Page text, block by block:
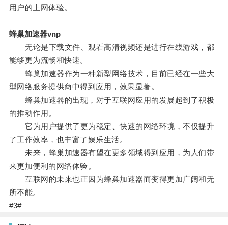
用户的上网体验。
蜂巢加速器vnp
无论是下载文件、观看高清视频还是进行在线游戏，都
能够更为流畅和快速。
蜂巢加速器作为一种新型网络技术，目前已经在一些大
型网络服务提供商中得到应用，效果显著。
蜂巢加速器的出现，对于互联网应用的发展起到了积极
的推动作用。
它为用户提供了更为稳定、快速的网络环境，不仅提升
了工作效率，也丰富了娱乐生活。
未来，蜂巢加速器有望在更多领域得到应用，为人们带
来更加便利的网络体验。
互联网的未来也正因为蜂巢加速器而变得更加广阔和无
所不能。
#3#